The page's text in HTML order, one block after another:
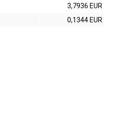
3,7936 EUR
0,1344 EUR